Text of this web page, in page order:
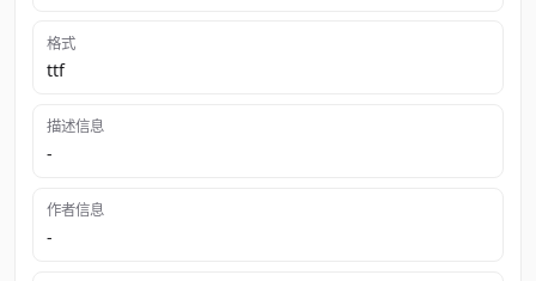
格式
ttf
描述信息
-
作者信息
-